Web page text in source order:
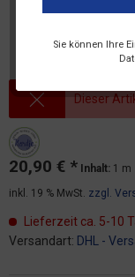
Sie können Ihre
Dieser
20,90 € * Inhalt: 1 m
inkl. 19 % MwSt. zzgl.
Lieferzeit ca. 5-10
Versandart: DHL -